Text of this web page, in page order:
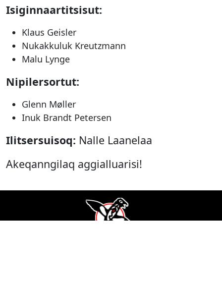
Isiginnaartitsisut:
Klaus Geisler
Nukakkuluk Kreutzmann
Malu Lynge
Nipilersortut:
Glenn Møller
Inuk Brandt Petersen
Ilitsersuisoq: Nalle Laanelaa
Akeqanngilaq aggialluarisi!